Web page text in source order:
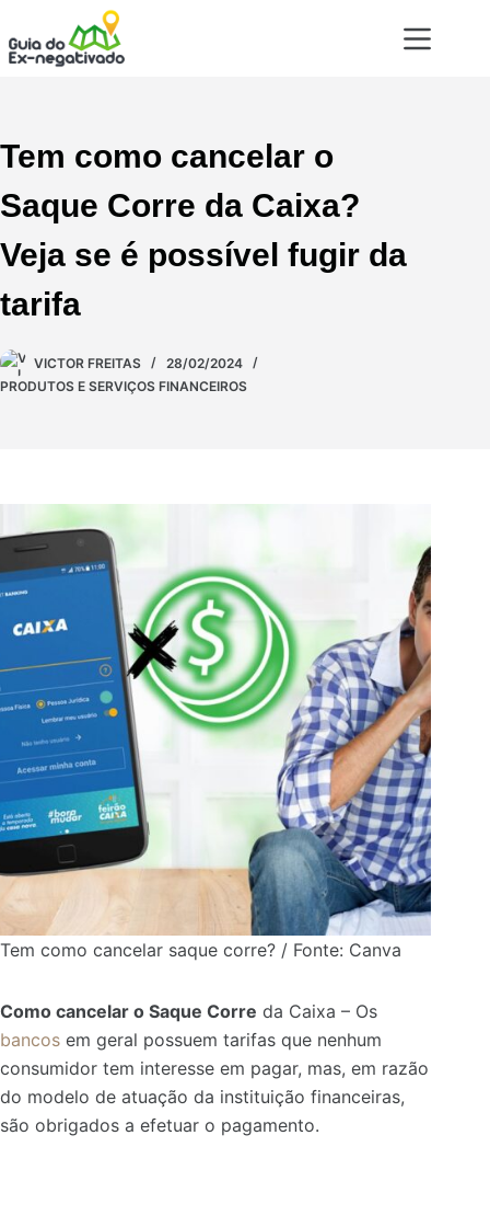
Tem como cancelar o
Saque Corre da Caixa?
Veja se é possível fugir da
tarifa
VICTOR FREITAS
28/02/2024
PRODUTOS E SERVIÇOS FINANCEIROS
Tem como cancelar saque corre? / Fonte: Canva
Como cancelar o Saque Corre da Caixa – Os
bancos em geral possuem tarifas que nenhum
consumidor tem interesse em pagar, mas, em razão
do modelo de atuação da instituição financeiras,
são obrigados a efetuar o pagamento.